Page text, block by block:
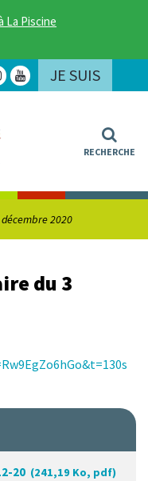
La Piscine
JE SUIS
Lien
RECHERCHE
2020
du 3
20 241,19 Ko, pdf